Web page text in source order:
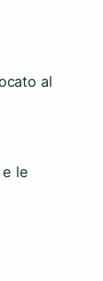
al
le